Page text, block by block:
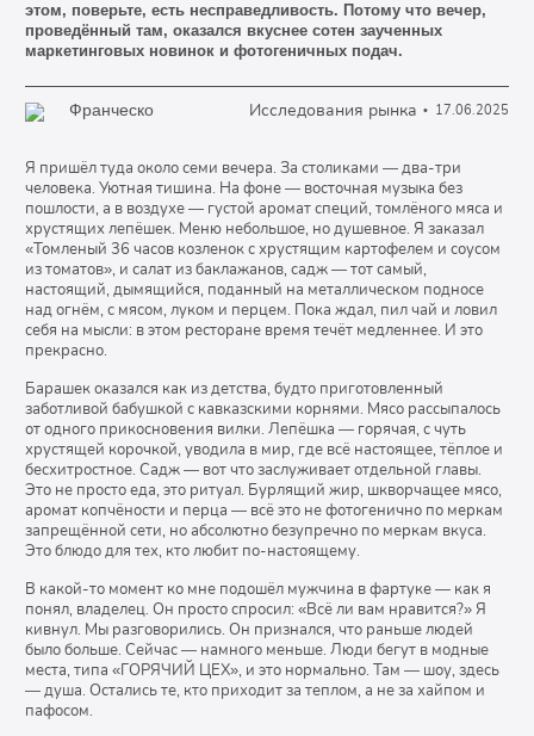
этом, поверьте, есть несправедливость. Потому что вечер,
проведённый там, оказался вкуснее сотен заученных
маркетинговых новинок и фотогеничных подач.
Франческо Исследования рынка 17.06.2025
Я пришёл туда около семи вечера. За столиками — два-три
человека. Уютная тишина. На фоне — восточная музыка без
пошлости, а в воздухе — густой аромат специй, томлёного мяса и
хрустящих лепёшек. Меню небольшое, но душевное. Я заказал
«Томленый 36 часов козленок с хрустящим картофелем и соусом
из томатов», и салат из баклажанов, садж — тот самый,
настоящий, дымящийся, поданный на металлическом подносе
над огнём, с мясом, луком и перцем. Пока ждал, пил чай и ловил
себя на мысли: в этом ресторане время течёт медленнее. И это
прекрасно.
Барашек оказался как из детства, будто приготовленный
заботливой бабушкой с кавказскими корнями. Мясо рассыпалось
от одного прикосновения вилки. Лепёшка — горячая, с чуть
хрустящей корочкой, уводила в мир, где всё настоящее, тёплое и
бесхитростное. Садж — вот что заслуживает отдельной главы.
Это не просто еда, это ритуал. Бурлящий жир, шкворчащее мясо,
аромат копчёности и перца — всё это не фотогенично по меркам
запрещённой сети, но абсолютно безупречно по меркам вкуса.
Это блюдо для тех, кто любит по-настоящему.
В какой-то момент ко мне подошёл мужчина в фартуке — как я
понял, владелец. Он просто спросил: «Всё ли вам нравится?» Я
кивнул. Мы разговорились. Он признался, что раньше людей
было больше. Сейчас — намного меньше. Люди бегут в модные
места, типа «ГОРЯЧИЙ ЦЕХ», и это нормально. Там — шоу, здесь
— душа. Остались те, кто приходит за теплом, а не за хайпом и
пафосом.